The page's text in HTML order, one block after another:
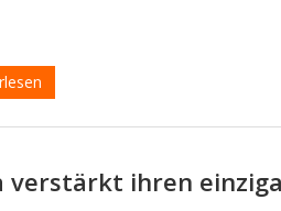
verstärkt ihren